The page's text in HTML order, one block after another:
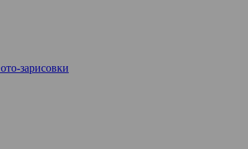
зарисовки